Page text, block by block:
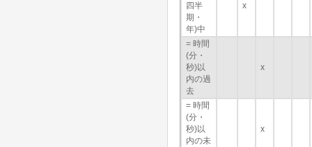
四半
期・
年)中
x
= 時間
(分・
秒)以
内の過
去
x
= 時間
(分・
秒)以
内の未
x